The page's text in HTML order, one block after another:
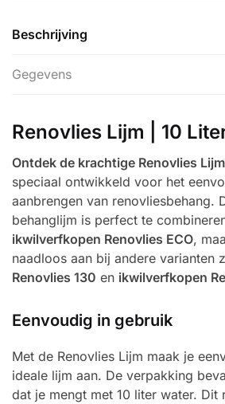
Beschrijving
Gegevens
Renovlies Lijm | 10
Ontdek de krachtige Renovlies
speciaal ontwikkeld voor het
aanbrengen van renovliesbehang.
behanglijm is perfect te
ikwilverfkopen Renovlies ECO,
naadloos aan bij andere varianten
Renovlies 130 en ikwilverfkopen
Eenvoudig in gebruik
Met de Renovlies Lijm maak je
ideale lijm aan. De verpakking
dat je mengt met 10 liter water. Dit